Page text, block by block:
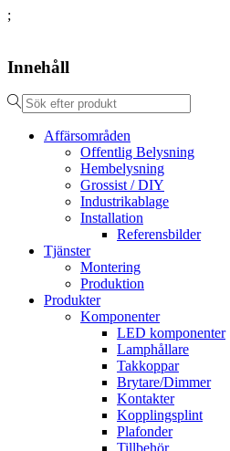
;
Innehåll
Affärsområden
Offentlig Belysning
Hembelysning
Grossist / DIY
Industrikablage
Installation
Referensbilder
Tjänster
Montering
Produktion
Produkter
Komponenter
LED komponenter
Lamphållare
Takkoppar
Brytare/Dimmer
Kontakter
Kopplingsplint
Plafonder